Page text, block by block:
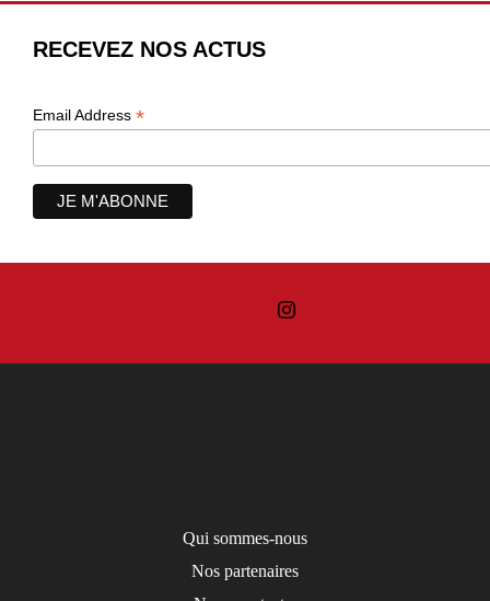
RECEVEZ NOS ACTUS
Email Address *
Qui sommes-nous
Nos partenaires